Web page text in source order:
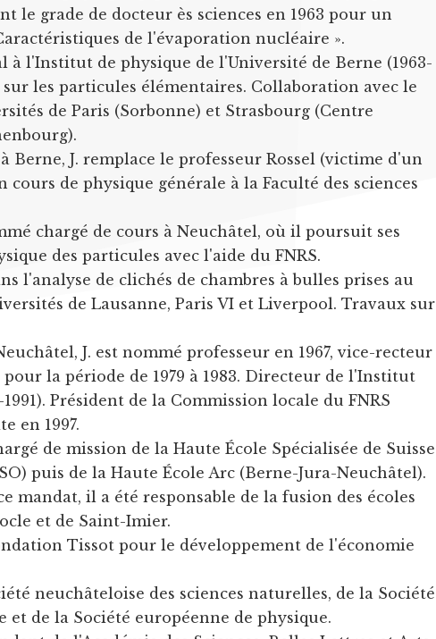
le grade de docteur ès sciences en 1963 pour un
de l'évaporation nucléaire ».
à l'Institut de physique de l'Université de Berne (1963-
sur les particules élémentaires. Collaboration avec le
de Paris (Sorbonne) et Strasbourg (Centre
Berne, J. remplace le professeur Rossel (victime d'un
cours de physique générale à la Faculté des sciences
chargé de cours à Neuchâtel, où il poursuit ses
des particules avec l'aide du FNRS.
l'analyse de clichés de chambres à bulles prises au
de Lausanne, Paris VI et Liverpool. Travaux sur
J. est nommé professeur en 1967, vice-recteur
pour la période de 1979 à 1983. Directeur de l'Institut
1991). Président de la Commission locale du FNRS
en 1997.
de mission de la Haute École Spécialisée de Suisse
puis de la Haute École Arc (Berne-Jura-Neuchâtel).
mandat, il a été responsable de la fusion des écoles
et de Saint-Imier.
Tissot pour le développement de l'économie
neuchâteloise des sciences naturelles, de la Société
et de la Société européenne de physique.